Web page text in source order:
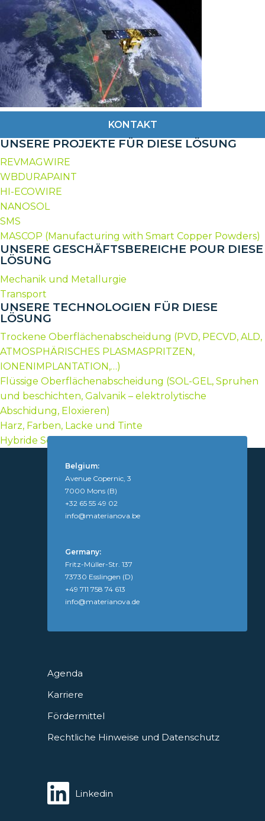
KONTAKT
UNSERE PROJEKTE FÜR DIESE LÖSUNG
REVMAGWIRE
WBDURAPAINT
HI-ECOWIRE
NANOSOL
SMS
MASCOP (Manufacturing with Smart Copper Powders)
UNSERE GESCHÄFTSBEREICHE POUR DIESE
LÖSUNG
Mechanik und Metallurgie
Transport
UNSERE TECHNOLOGIEN FÜR DIESE
LÖSUNG
Trockene Oberflächenabscheidung (PVD, PECVD, ALD,
ATMOSPHÄRISCHES PLASMASPRITZEN,
IONENIMPLANTATION,…)
Flüssige Oberflächenabscheidung (SOL-GEL, Spruhen
und beschichten, Galvanik – elektrolytische
Abschidung, Eloxieren)
Harz, Farben, Lacke und Tinte
Hybride Sol-Gel-Beschichtung
Agenda
Karriere
Fördermittel
Rechtliche Hinweise und Datenschutz
Belgium:
Avenue Copernic, 3
7000 Mons (B)
+32 65 55 49 02
info@materianova.be
Germany:
Fritz-Müller-Str. 137
73730 Esslingen (D)
+49 711 758 74 613
info@materianova.de
Linkedin